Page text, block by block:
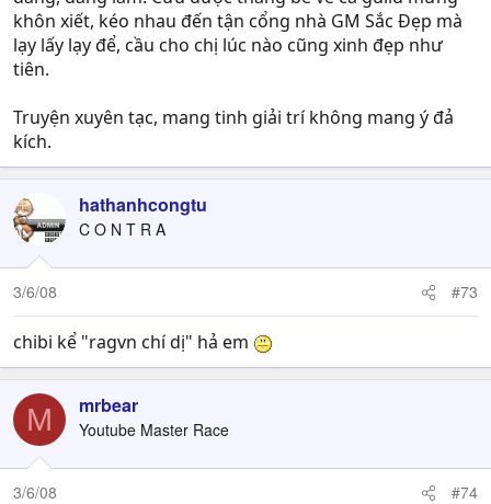
khôn xiết, kéo nhau đến tận cổng nhà GM Sắc Đẹp mà
lạy lấy lạy để, cầu cho chị lúc nào cũng xinh đẹp như
tiên.
Truyện xuyên tạc, mang tinh giải trí không mang ý đả
kích.
hathanhcongtu
C O N T R A
3/6/08 #73
chibi kể "ragvn chí dị" hả em
M mrbear
Youtube Master Race
3/6/08 #74